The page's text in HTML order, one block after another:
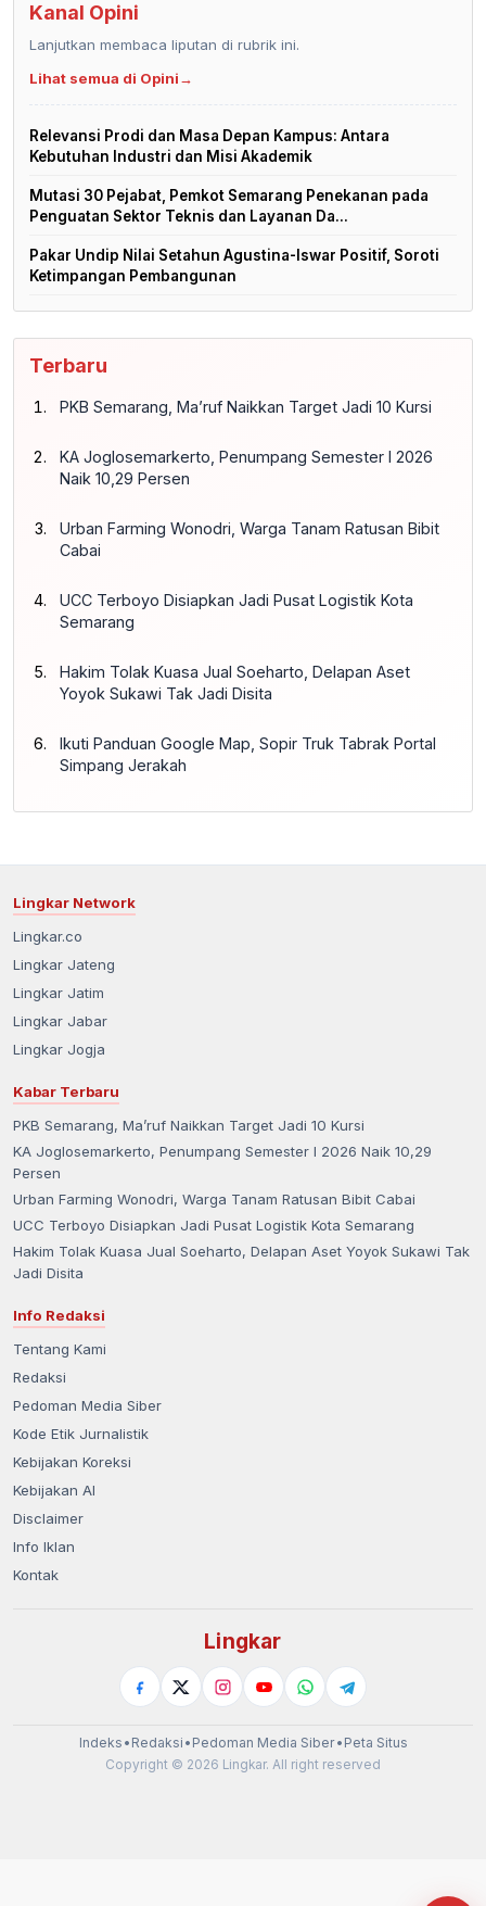
Kanal Opini
Lanjutkan membaca liputan di rubrik ini.
Lihat semua di Opini→
Relevansi Prodi dan Masa Depan Kampus: Antara
Kebutuhan Industri dan Misi Akademik
Mutasi 30 Pejabat, Pemkot Semarang Penekanan pada
Penguatan Sektor Teknis dan Layanan Da...
Pakar Undip Nilai Setahun Agustina-Iswar Positif, Soroti
Ketimpangan Pembangunan
Terbaru
PKB Semarang, Ma’ruf Naikkan Target Jadi 10 Kursi
KA Joglosemarkerto, Penumpang Semester I 2026
Naik 10,29 Persen
Urban Farming Wonodri, Warga Tanam Ratusan Bibit
Cabai
UCC Terboyo Disiapkan Jadi Pusat Logistik Kota
Semarang
Hakim Tolak Kuasa Jual Soeharto, Delapan Aset
Yoyok Sukawi Tak Jadi Disita
Ikuti Panduan Google Map, Sopir Truk Tabrak Portal
Simpang Jerakah
Lingkar Network
Lingkar.co
Lingkar Jateng
Lingkar Jatim
Lingkar Jabar
Lingkar Jogja
Kabar Terbaru
PKB Semarang, Ma’ruf Naikkan Target Jadi 10 Kursi
KA Joglosemarkerto, Penumpang Semester I 2026 Naik 10,29
Persen
Urban Farming Wonodri, Warga Tanam Ratusan Bibit Cabai
UCC Terboyo Disiapkan Jadi Pusat Logistik Kota Semarang
Hakim Tolak Kuasa Jual Soeharto, Delapan Aset Yoyok Sukawi Tak
Jadi Disita
Info Redaksi
Tentang Kami
Redaksi
Pedoman Media Siber
Kode Etik Jurnalistik
Kebijakan Koreksi
Kebijakan AI
Disclaimer
Info Iklan
Kontak
Lingkar
Indeks • Redaksi • Pedoman Media Siber• Peta Situs
Copyright © 2026 Lingkar. All right reserved